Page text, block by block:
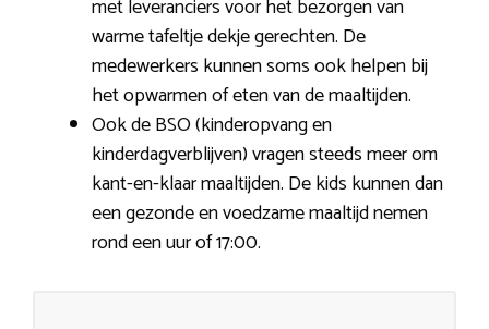
met leveranciers voor het bezorgen van
warme tafeltje dekje gerechten. De
medewerkers kunnen soms ook helpen bij
het opwarmen of eten van de maaltijden.
Ook de BSO (kinderopvang en
kinderdagverblijven) vragen steeds meer om
kant-en-klaar maaltijden. De kids kunnen dan
een gezonde en voedzame maaltijd nemen
rond een uur of 17:00.